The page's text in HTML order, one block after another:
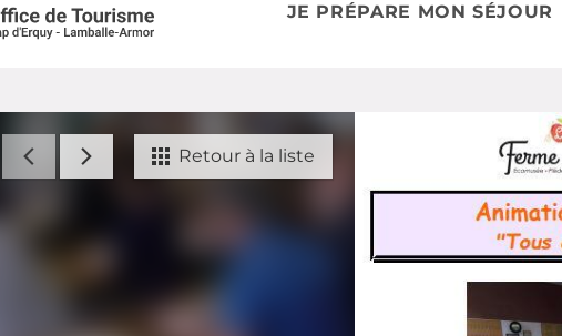
JE PRÉPARE MON SÉJOUR
Retour à la liste